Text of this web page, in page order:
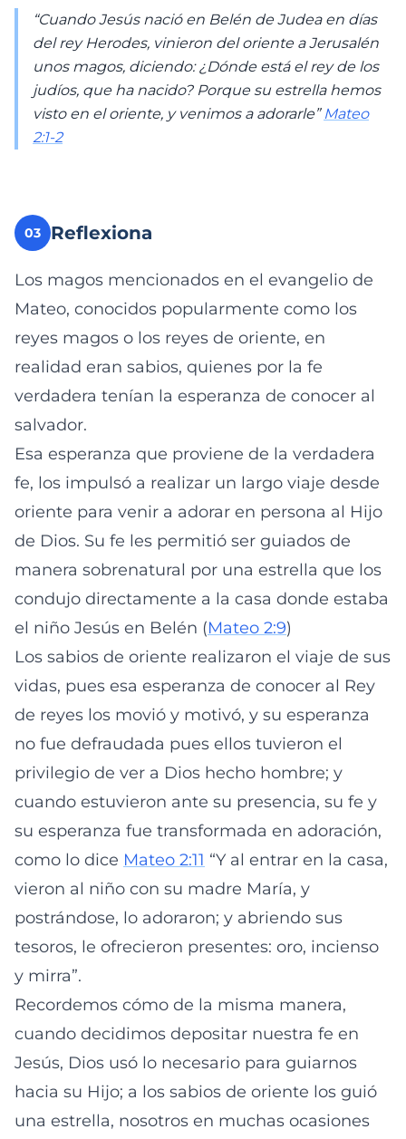
“Cuando Jesús nació en Belén de Judea en días
del rey Herodes, vinieron del oriente a Jerusalén
unos magos, diciendo: ¿Dónde está el rey de los
judíos, que ha nacido? Porque su estrella hemos
visto en el oriente, y venimos a adorarle” Mateo
2:1-2
03 Reflexiona
Los magos mencionados en el evangelio de
Mateo, conocidos popularmente como los
reyes magos o los reyes de oriente, en
realidad eran sabios, quienes por la fe
verdadera tenían la esperanza de conocer al
salvador.
Esa esperanza que proviene de la verdadera
fe, los impulsó a realizar un largo viaje desde
oriente para venir a adorar en persona al Hijo
de Dios. Su fe les permitió ser guiados de
manera sobrenatural por una estrella que los
condujo directamente a la casa donde estaba
el niño Jesús en Belén (Mateo 2:9)
Los sabios de oriente realizaron el viaje de sus
vidas, pues esa esperanza de conocer al Rey
de reyes los movió y motivó, y su esperanza
no fue defraudada pues ellos tuvieron el
privilegio de ver a Dios hecho hombre; y
cuando estuvieron ante su presencia, su fe y
su esperanza fue transformada en adoración,
como lo dice Mateo 2:11 “Y al entrar en la casa,
vieron al niño con su madre María, y
postrándose, lo adoraron; y abriendo sus
tesoros, le ofrecieron presentes: oro, incienso
y mirra”.
Recordemos cómo de la misma manera,
cuando decidimos depositar nuestra fe en
Jesús, Dios usó lo necesario para guiarnos
hacia su Hijo; a los sabios de oriente los guió
una estrella, nosotros en muchas ocasiones